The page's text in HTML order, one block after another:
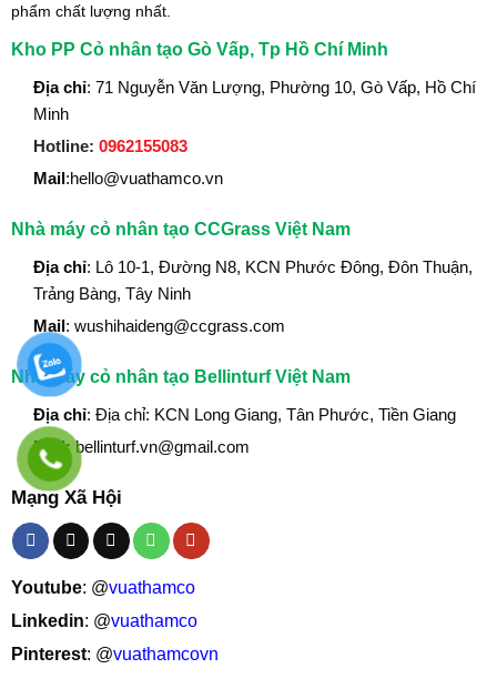
phẩm chất lượng nhất.
Kho PP Cỏ nhân tạo Gò Vấp, Tp Hồ Chí Minh
Địa chỉ: 71 Nguyễn Văn Lượng, Phường 10, Gò Vấp, Hồ Chí
Minh
Hotline: 0962155083
Mail:hello@vuathamco.vn
Nhà máy cỏ nhân tạo CCGrass Việt Nam
Địa chỉ: Lô 10-1, Đường N8, KCN Phước Đông, Đôn Thuận,
Trảng Bàng, Tây Ninh
Mail: wushihaideng@ccgrass.com
Nhà máy cỏ nhân tạo Bellinturf Việt Nam
Địa chỉ: Địa chỉ: KCN Long Giang, Tân Phước, Tiền Giang
Mail:bellinturf.vn@gmail.com
Mạng Xã Hội
Youtube: @vuathamco
Linkedin: @vuathamco
Pinterest: @vuathamcovn